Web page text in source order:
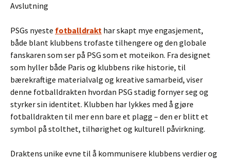
Avslutning
PSGs nyeste fotballdrakt har skapt mye engasjement,
både blant klubbens trofaste tilhengere og den globale
fanskaren som ser på PSG som et moteikon. Fra designet
som hyller både Paris og klubbens rike historie, til
bærekraftige materialvalg og kreative samarbeid, viser
denne fotballdrakten hvordan PSG stadig fornyer seg og
styrker sin identitet. Klubben har lykkes med å gjøre
fotballdrakten til mer enn bare et plagg – den er blitt et
symbol på stolthet, tilhørighet og kulturell påvirkning.
Draktens unike evne til å kommunisere klubbens verdier og